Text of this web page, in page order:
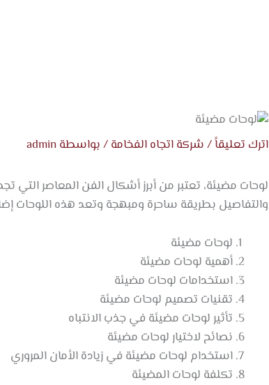
اترك تعليقاً/شركة اتجاه الفخامة/ بواسطة admin
لوحات مضيئة، تعتبر من أبرز أشكال الفن المعاصر التي
والتفاصيل بطريقة ساحرة ومبهجة وتعد هذه اللوحات
لوحات مضيئة
أهمية لوحات مضيئة
استخدامات لوحات مضيئة
تقنيات تصميم لوحات مضيئة
تأثير لوحات مضيئة في جذب الانتباه
نصائح لاختيار لوحات مضيئة
استخدام لوحات مضيئة في زيادة الأمان المروري
تكلفة لوحات المضيئة